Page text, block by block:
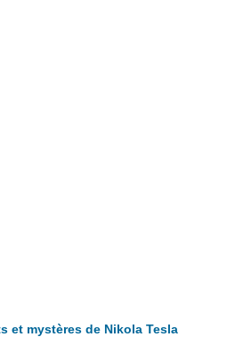
et mystères de Nikola Tesla